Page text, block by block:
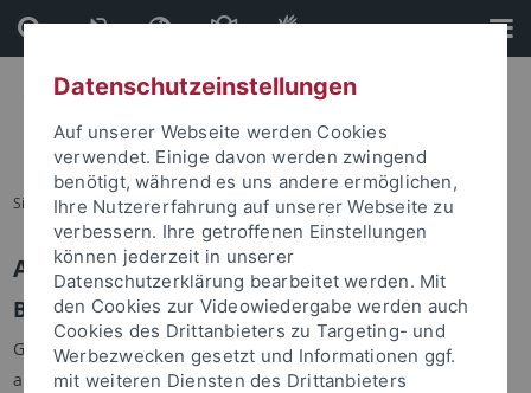
Direkt
zum
Inhalt
Direkt
zur
Fußleiste
Sie sind hier: Startseite
Anmelden
Benutzeranmeldung
Geben Sie Ihren Benutzernamen und Ihr Passwort an um sich
anzumelden:
Datenschutzeinstellungen
Auf unserer Webseite werden Cookies
verwendet. Einige davon werden zwingend
benötigt, während es uns andere ermöglichen,
Ihre Nutzererfahrung auf unserer Webseite zu
verbessern. Ihre getroffenen Einstellungen
können jederzeit in unserer
Datenschutzerklärung bearbeitet werden. Mit
den Cookies zur Videowiedergabe werden auch
Cookies des Drittanbieters zu Targeting- und
Werbezwecken gesetzt und Informationen ggf.
mit weiteren Diensten des Drittanbieters